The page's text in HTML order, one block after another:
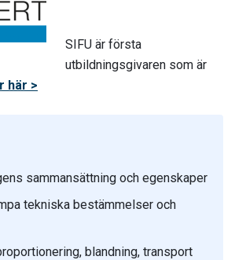
SIFU är första
utbildningsgivaren som är
här >
sammansättning och egenskaper
tekniska bestämmelser och
blandning, transport